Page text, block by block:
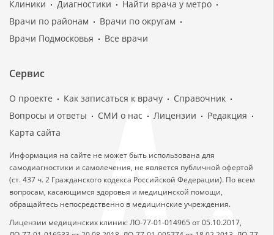
Клиники
Диагностики
Найти врача у метро
Врачи по районам
Врачи по округам
Врачи Подмосковья
Все врачи
Сервис
О проекте Как записаться к врачу
Справочник
Вопросы и ответы
СМИ о нас Лицензии
Редакция
Карта сайта
Информация на сайте не может быть использована для
самодиагностики и самолечения, не является публичной офертой
(ст. 437 ч. 2 Гражданского кодекса Российской Федерации). По всем
вопросам, касающимся здоровья и медицинской помощи,
обращайтесь непосредственно в медицинские учреждения.
Лицензии медицинских клиник: ЛО-77-01-014965 от 05.10.2017,